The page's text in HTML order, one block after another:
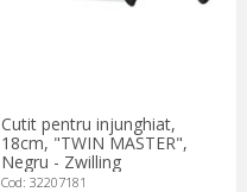
Cutit pentru injunghiat,
18cm, "TWIN MASTER",
Negru - Zwilling
Cod: 32207181